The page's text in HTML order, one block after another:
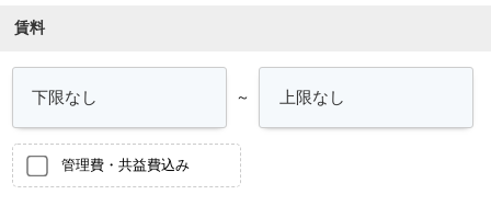
賃料
～
管理費・共益費込み